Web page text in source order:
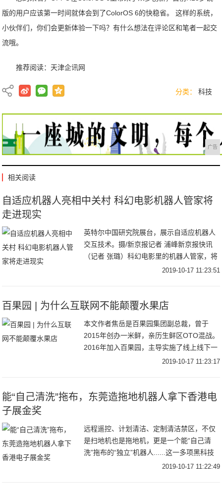
版的用户应该第一时间就体会到了ColorOS 6的快稳省。 这样的系统，
小伙伴们，你们会更新体验一下吗？有什么想法在评论区和笔者一起交
流哦。
推荐阅读： 天津企讯网
分类： 科技
广告
相关阅读
自适应机器人亮相中关村 科幻电影机器人管家将
走进现实
英特尔中国研究院展台，展示自适应机器人
交互技术。摄/新京报记者 浦峰新京报快讯
（记者 张璐）科幻电影里的机器人管家，将
逐步走入现实生活。在中关村国际前沿科技
2019-10-17 11:23:51
百果园 | 为什么互联网不能颠覆水果店
本文作者焦岳是百果园集团副总裁，曾于
2015年创办一米鲜，亲历生鲜区OTO混战。
2016年加入百果园，主导实施了线上线下一
体化战略，负责区域运营，营销及加盟支持
2019-10-17 11:23:17
能“自己清洗”拖布，东莞造拖地机器人拿下香港电
子展金奖
远程遥控、计划清洁、定制清洁禁区，不仅
是扫地机也是拖地机，更是一个能“自己清
洗”拖布的“独立”机器人......这一多项黑科技
加持的拖扫一体机器人就是云鲸智能近日正
2019-10-17 11:22:49